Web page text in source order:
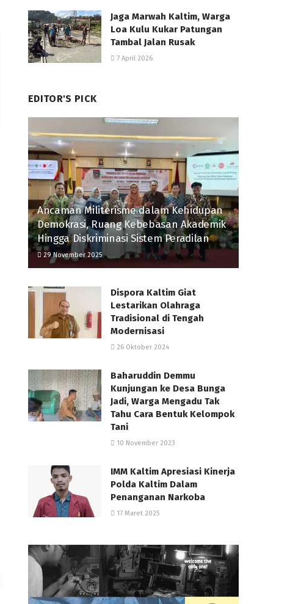
Jaga Marwah Kaltim, Warga
Loa Kulu Kukar Patungan
Tambal Jalan Rusak
7 April 2026
EDITOR'S PICK
Ancaman Militerisme dalam Kehidupan
Demokrasi, Ruang Kebebasan Akademik
Hingga Diskriminasi Sistem Peradilan
29 November 2025
Dispora Kaltim Giat
Lestarikan Olahraga
Tradisional di Tengah
Modernisasi
26 Oktober 2024
Baharuddin Demmu
Kunjungan ke Desa Bunga
Jadi, Warga Mengadu Tak
Tahu Cara Bentuk Kelompok
Tani
10 November 2023
IMM Kaltim Apresiasi Kinerja
Polda Kaltim Dalam
Penanganan Narkoba
17 Maret 2025